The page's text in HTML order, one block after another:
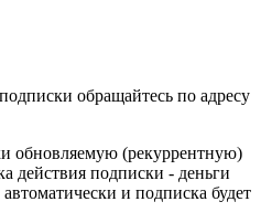
обращайтесь по адресу
обновляемую (рекуррентную)
действия подписки - деньги
и подписка будет